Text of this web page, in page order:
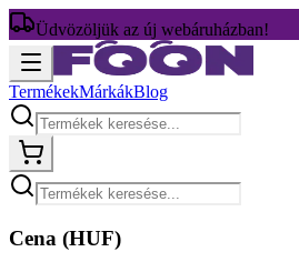
Üdvözöljük az új webáruházban!
TermékekMárkákBlog
Cena (HUF)